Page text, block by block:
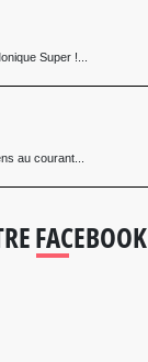
Super !...
au courant...
FACEBOOK